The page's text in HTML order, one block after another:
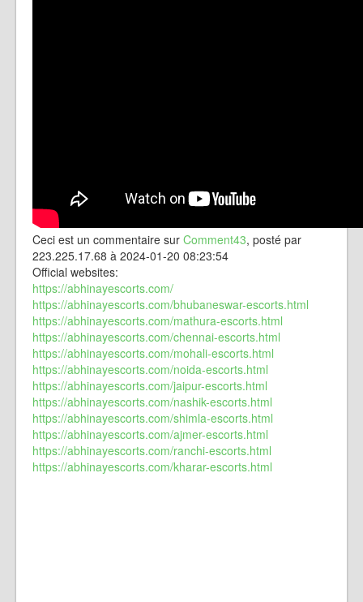
Ceci est un commentaire sur Comment43, posté par
223.225.17.68 à 2024-01-20 08:23:54
Official websites:
https://abhinayescorts.com/
https://abhinayescorts.com/bhubaneswar-escorts.html
https://abhinayescorts.com/mathura-escorts.html
https://abhinayescorts.com/chennai-escorts.html
https://abhinayescorts.com/mohali-escorts.html
https://abhinayescorts.com/noida-escorts.html
https://abhinayescorts.com/jaipur-escorts.html
https://abhinayescorts.com/nashik-escorts.html
https://abhinayescorts.com/shimla-escorts.html
https://abhinayescorts.com/ajmer-escorts.html
https://abhinayescorts.com/ranchi-escorts.html
https://abhinayescorts.com/kharar-escorts.html